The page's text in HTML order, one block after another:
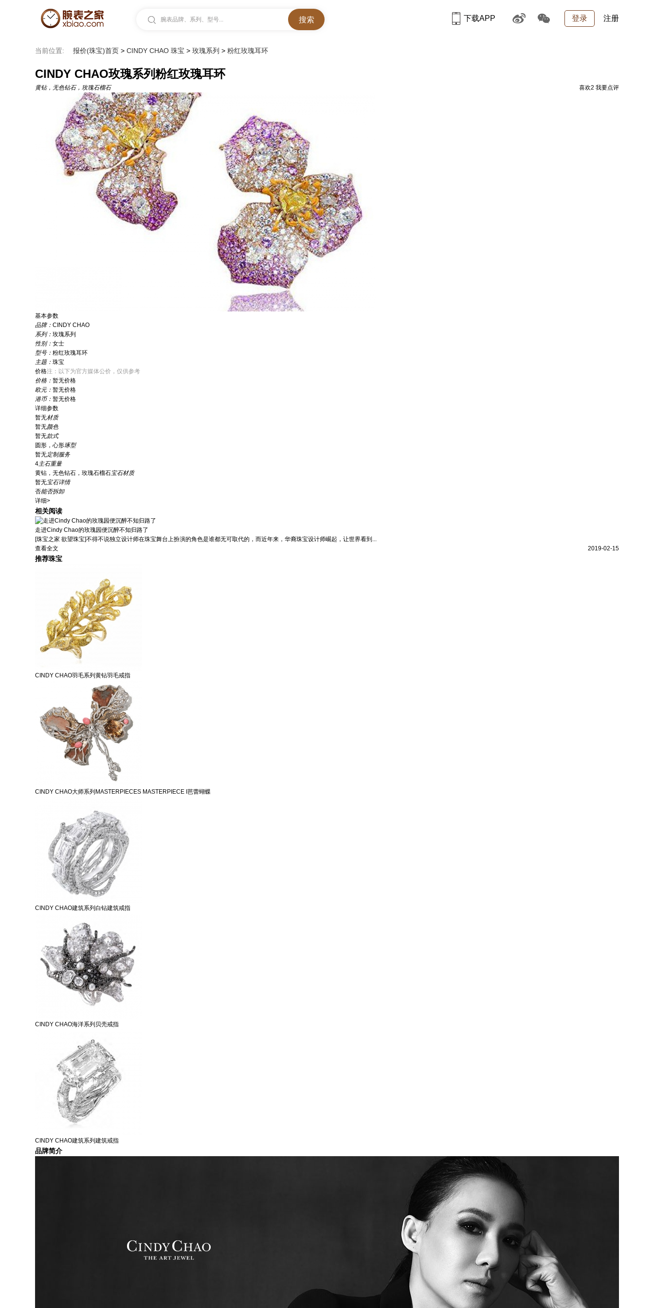
腕表品牌、系列、型号... 登录 注册
下载APP
当前位置: 报价(珠宝)首页 > CINDY CHAO 珠宝 > 玫瑰系列 > 粉红玫瑰耳环
CINDY CHAO玫瑰系列粉红玫瑰耳环
黄钻，无色钻石，玫瑰石榴石 喜欢2 我要点评
基本参数
品牌： CINDY CHAO
系列： 玫瑰系列
性别： 女士
型号： 粉红玫瑰耳环
主题： 珠宝
价格注：以下为官方媒体公价，仅供参考
价格： 暂无价格
欧元： 暂无价格
港币： 暂无价格
详细参数
暂无材质
暂无颜色
暂无款式
圆形，心形琢型
暂无定制服务
4主石重量
黄钻，无色钻石，玫瑰石榴石宝石材质
暂无宝石详情
否能否拆卸
详细>
相关阅读
走进Cindy Chao的玫瑰园便沉醉不知归路了
[珠宝之家 欲望珠宝]不得不说独立设计师在珠宝舞台上扮演的角色是谁都无可取代的，而近年来，华裔珠宝设计师崛起，让世界看到...
查看全文
2019-02-15
推荐珠宝
CINDY CHAO羽毛系列黄钻羽毛戒指
CINDY CHAO大师系列MASTERPIECES MASTERPIECE I芭蕾蝴蝶
CINDY CHAO建筑系列白钻建筑戒指
CINDY CHAO海洋系列贝壳戒指
CINDY CHAO建筑系列建筑戒指
品牌简介